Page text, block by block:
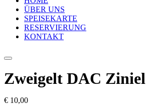
ÜBER UNS
SPEISEKARTE
RESERVIERUNG
KONTAKT
Zweigelt DAC Ziniel
€ 10,00